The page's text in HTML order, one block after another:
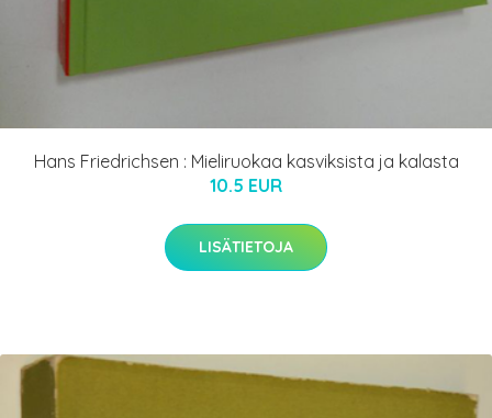
Hans Friedrichsen : Mieliruokaa kasviksista ja kalasta
10.5 EUR
LISÄTIETOJA